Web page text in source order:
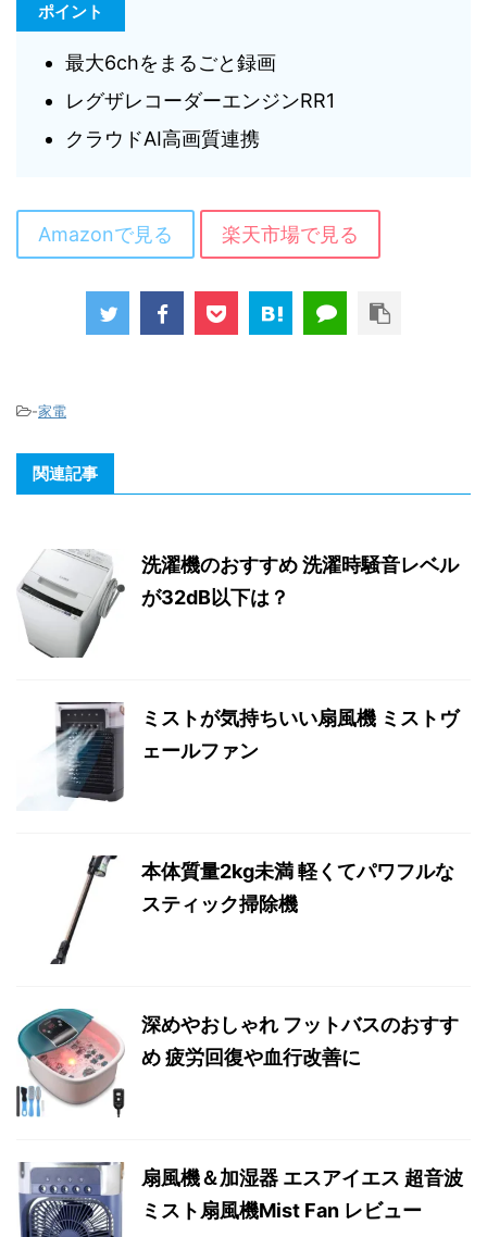
ポイント
最大6chをまるごと録画
レグザレコーダーエンジンRR1
クラウドAI高画質連携
Amazonで見る 楽天市場で見る
-家電
関連記事
洗濯機のおすすめ 洗濯時騒音レベル
が32dB以下は？
ミストが気持ちいい扇風機 ミストヴ
ェールファン
本体質量2kg未満 軽くてパワフルな
スティック掃除機
深めやおしゃれ フットバスのおすす
め 疲労回復や血行改善に
扇風機＆加湿器 エスアイエス 超音波
ミスト扇風機Mist Fan レビュー